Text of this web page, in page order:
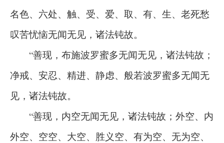
名色、六处、触、受、爱、取、有、生、老死愁
叹苦忧恼无闻无见，诸法钝故。
“善现，布施波罗蜜多无闻无见，诸法钝故；
净戒、安忍、精进、静虑、般若波罗蜜多无闻无
见，诸法钝故。
“善现，内空无闻无见，诸法钝故；外空、内
外空、空空、大空、胜义空、有为空、无为空、